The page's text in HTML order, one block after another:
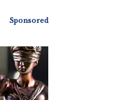
Sponsored